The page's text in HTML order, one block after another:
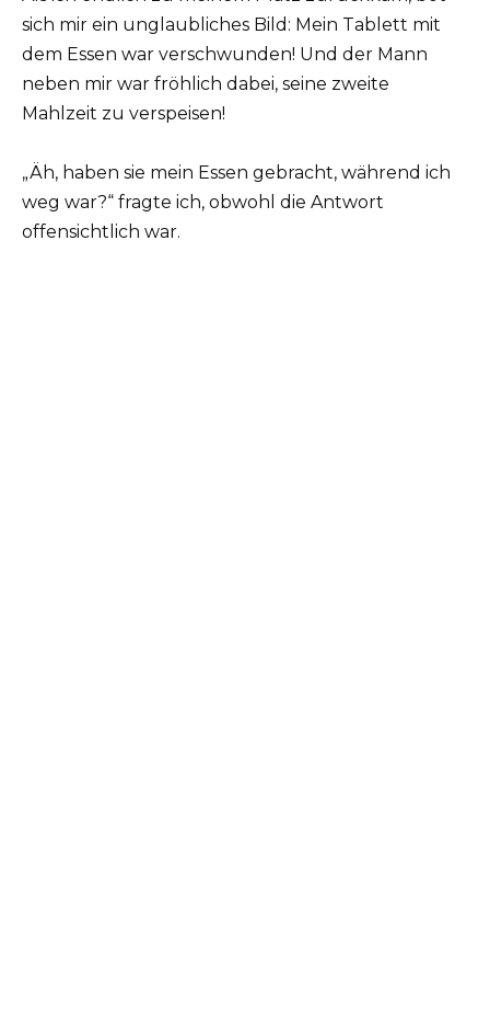
sich mir ein unglaubliches Bild: Mein Tablett mit
dem Essen war verschwunden! Und der Mann
neben mir war fröhlich dabei, seine zweite
Mahlzeit zu verspeisen!
„Äh, haben sie mein Essen gebracht, während ich
weg war?“ fragte ich, obwohl die Antwort
offensichtlich war.